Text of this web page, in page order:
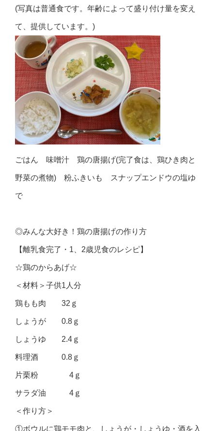
(写真は普通食です。年齢によって盛り付け量を変え
て、提供しています。)
ごはん 味噌汁 鶏の唐揚げ(完了食は、鶏ひき肉と
野菜の煮物) 粉ふきいも スナップエンドウの塩ゆ
で
◎みんな大好き！鶏の唐揚げの作り方
【離乳食完了・1、2歳児食のレシピ】
☆鶏のからあげ☆
＜材料＞子供1人分
鶏もも肉 32ｇ
しょうが 0.8ｇ
しょうゆ 2.4ｇ
料理酒 0.8ｇ
片栗粉 4ｇ
サラダ油 4ｇ
＜作り方＞
①ボウルに鶏モモ肉と、しょうが・しょうゆ・酒を入